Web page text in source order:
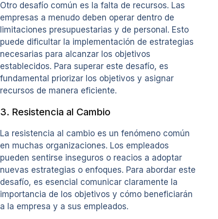
Otro desafío común es la falta de recursos. Las
empresas a menudo deben operar dentro de
limitaciones presupuestarias y de personal. Esto
puede dificultar la implementación de estrategias
necesarias para alcanzar los objetivos
establecidos. Para superar este desafío, es
fundamental priorizar los objetivos y asignar
recursos de manera eficiente.
3. Resistencia al Cambio
La resistencia al cambio es un fenómeno común
en muchas organizaciones. Los empleados
pueden sentirse inseguros o reacios a adoptar
nuevas estrategias o enfoques. Para abordar este
desafío, es esencial comunicar claramente la
importancia de los objetivos y cómo beneficiarán
a la empresa y a sus empleados.